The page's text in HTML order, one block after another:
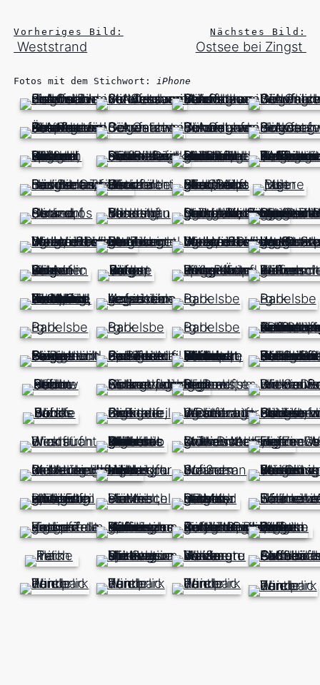
Vorheriges Bild:
Weststrand
Nächstes Bild:
Ostsee bei Zingst
Fotos mit dem Stichwort: iPhone